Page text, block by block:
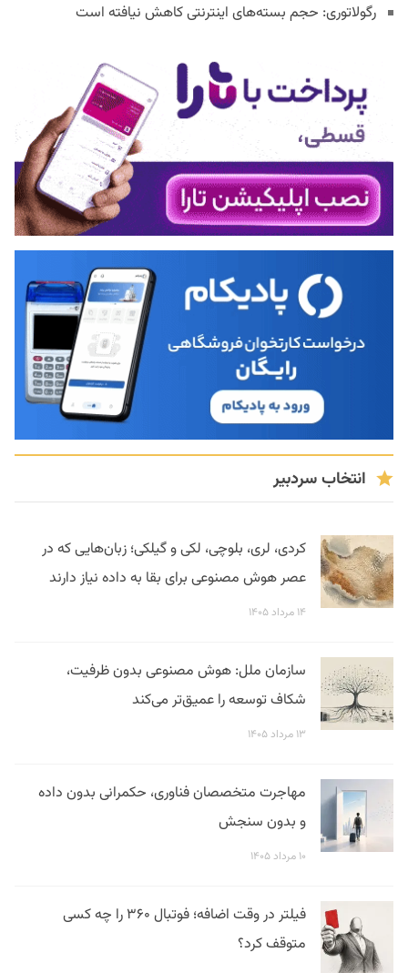
رگولاتوری: حجم بسته‌های اینترنتی کاهش نیافته است
انتخاب سردبیر
کردی، لری، بلوچی، لکی و گیلکی؛ زبان‌هایی که در
عصر هوش مصنوعی برای بقا به داده نیاز دارند
۱۴ مرداد ۱۴۰۵
سازمان ملل: هوش مصنوعی بدون ظرفیت،
شکاف توسعه را عمیق‌تر می‌کند
۱۳ مرداد ۱۴۰۵
مهاجرت متخصصان فناوری، حکمرانی بدون داده
و بدون سنجش
۱۰ مرداد ۱۴۰۵
فیلتر در وقت اضافه؛ فوتبال ۳۶۰ را چه کسی
متوقف کرد؟